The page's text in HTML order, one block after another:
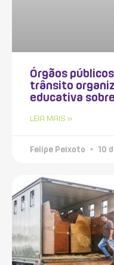
Órgãos
trânsito
educativa
LEIA MAIS »
Felipe Peixoto 10